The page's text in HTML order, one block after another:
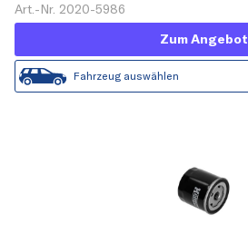
Art.-Nr. 2020-5986
Zum Angebot
Fahrzeug auswählen